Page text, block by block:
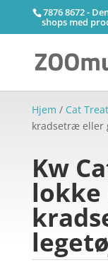
7876 8672 -
shops med
Hjem / Cat
kradsetræ eller
Kw